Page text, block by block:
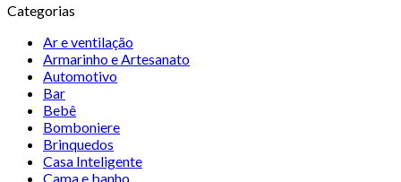
Categorias
Ar e ventilação
Armarinho e Artesanato
Automotivo
Bar
Bebê
Bomboniere
Brinquedos
Casa Inteligente
Cama e banho